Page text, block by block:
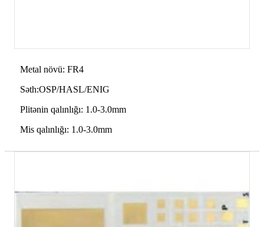
Metal növü: FR4
Səth:OSP/HASL/ENIG
Plitənin qalınlığı: 1.0-3.0mm
Mis qalınlığı: 1.0-3.0mm